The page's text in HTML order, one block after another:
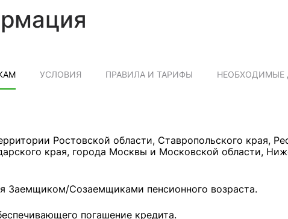
УСЛОВИЯ ПРАВИЛА И ТАРИФЫ НЕОБХОДИМЫЕ
Ростовской области, Ставропольского края,
края, города Москвы и Московской области,
Заемщиком/Созаемщиками пенсионного возраста.
погашение кредита.